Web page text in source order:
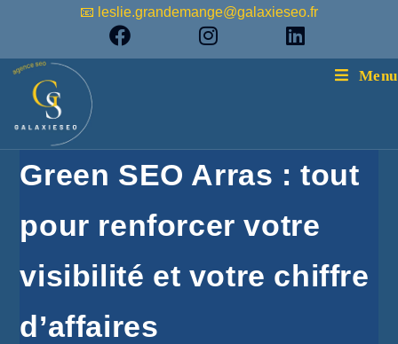
📧 leslie.grandemange@galaxieseo.fr
Menu
Green SEO Arras : tout
pour renforcer votre
visibilité et votre chiffre
d’affaires